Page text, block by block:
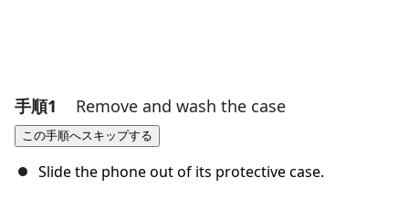
手順1 Remove and wash the case
この手順へスキップする
Slide the phone out of its protective case.